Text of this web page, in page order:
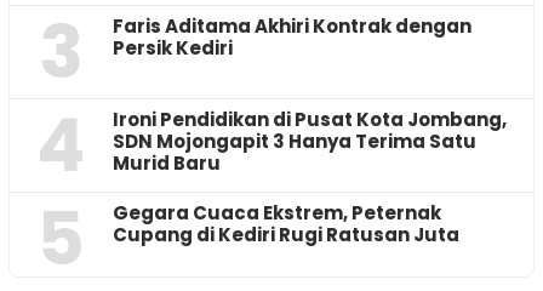
3
Faris Aditama Akhiri Kontrak dengan
Persik Kediri
4
Ironi Pendidikan di Pusat Kota Jombang,
SDN Mojongapit 3 Hanya Terima Satu
Murid Baru
5
‎Gegara Cuaca Ekstrem, Peternak
Cupang di Kediri Rugi Ratusan Juta